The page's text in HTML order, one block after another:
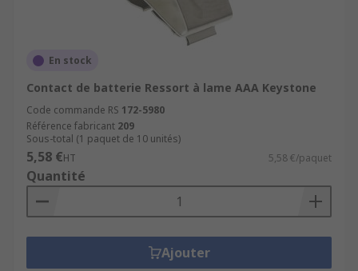
En stock
Contact de batterie Ressort à lame AAA Keystone
Code commande RS 172-5980
Référence fabricant 209
Sous-total (1 paquet de 10 unités)
5,58 €HT 5,58 €/paquet
Quantité
Ajouter